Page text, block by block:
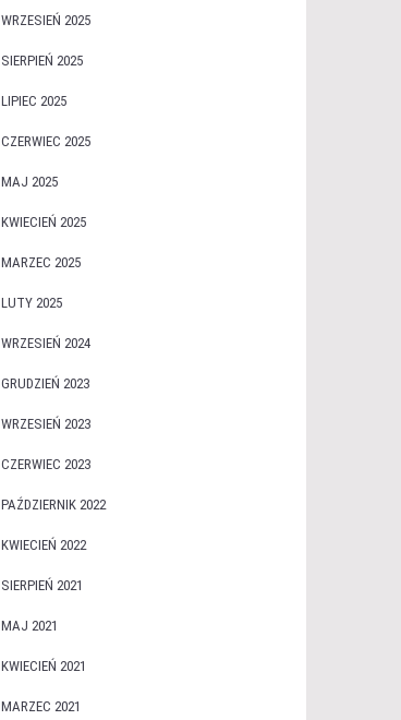
WRZESIEŃ 2025
SIERPIEŃ 2025
LIPIEC 2025
CZERWIEC 2025
MAJ 2025
KWIECIEŃ 2025
MARZEC 2025
LUTY 2025
WRZESIEŃ 2024
GRUDZIEŃ 2023
WRZESIEŃ 2023
CZERWIEC 2023
PAŹDZIERNIK 2022
KWIECIEŃ 2022
SIERPIEŃ 2021
MAJ 2021
KWIECIEŃ 2021
MARZEC 2021